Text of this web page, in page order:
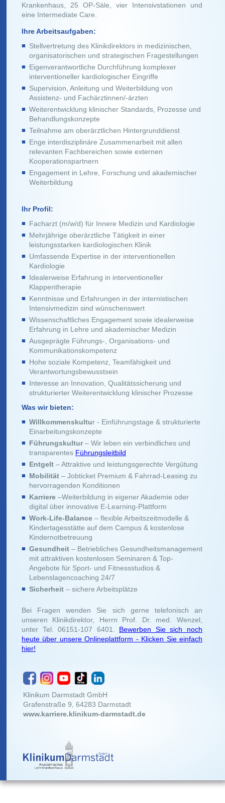
Krankenhaus, 25 OP-Säle, vier Intensivstationen und
eine Intermediate Care.
Ihre Arbeitsaufgaben:
Stellvertretung des Klinikdirektors in medizinischen,
organisatorischen und strategischen Fragestellungen
Eigenverantwortliche Durchführung komplexer
interventioneller kardiologischer Eingriffe
Supervision, Anleitung und Weiterbildung von
Assistenz- und Fachärztinnen/-ärzten
Weiterentwicklung klinischer Standards, Prozesse und
Behandlungskonzepte
Teilnahme am oberärztlichen Hintergrunddienst
Enge interdisziplinäre Zusammenarbeit mit allen
relevanten Fachbereichen sowie externen
Kooperationspartnern
Engagement in Lehre, Forschung und akademischer
Weiterbildung
Ihr Profil:
Facharzt (m/w/d) für Innere Medizin und Kardiologie
Mehrjährige oberärztliche Tätigkeit in einer
leistungsstarken kardiologischen Klinik
Umfassende Expertise in der interventionellen
Kardiologie
Idealerweise Erfahrung in interventioneller
Klappentherapie
Kenntnisse und Erfahrungen in der internistischen
Intensivmedizin sind wünschenswert
Wissenschaftliches Engagement sowie idealerweise
Erfahrung in Lehre und akademischer Medizin
Ausgeprägte Führungs-, Organisations- und
Kommunikationskompetenz
Hohe soziale Kompetenz, Teamfähigkeit und
Verantwortungsbewusstsein
Interesse an Innovation, Qualitätssicherung und
strukturierter Weiterentwicklung klinischer Prozesse
Was wir bieten:
Willkommenskultur - Einführungstage & strukturierte
Einarbeitungskonzepte
Führungskultur– Wir leben ein verbindliches und
transparentes Führungsleitbild
Entgelt– Attraktive und leistungsgerechte Vergütung
Mobilität– Jobticket Premium & Fahrrad-Leasing zu
hervorragenden Konditionen
Karriere–Weiterbildung in eigener Akademie oder
digital über innovative E-Learning-Plattform
Work-Life-Balance– flexible Arbeitszeitmodelle &
Kindertagesstätte auf dem Campus & kostenlose
Kindernotbetreuung
Gesundheit– Betriebliches Gesundheitsmanagement
mit attraktiven kostenlosen Seminaren & Top-
Angebote für Sport- und Fitnessstudios &
Lebenslagencoaching 24/7
Sicherheit– sichere Arbeitsplätze
Bei Fragen wenden Sie sich gerne telefonisch an
unseren Klinikdirektor, Herrn Prof. Dr. med. Wenzel,
unter Tel. 06151-107 6401. Bewerben Sie sich noch
heute über unsere Onlineplattform - Klicken Sie einfach
hier!
Klinikum Darmstadt GmbH
Grafenstraße 9, 64283 Darmstadt
www.karriere.klinikum-darmstadt.de